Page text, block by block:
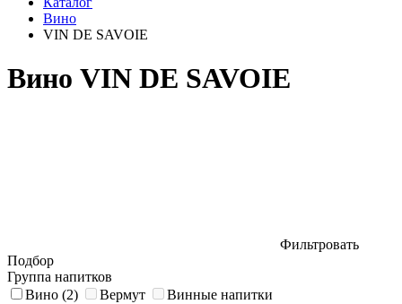
Вино
VIN DE SAVOIE
Вино VIN DE SAVOIE
Фильтровать
Подбор
Группа напитков
Вино (2) Вермут
Винные напитки